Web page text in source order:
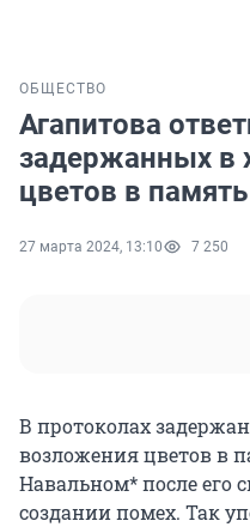
ОБЩЕСТВО
Агапитова
задержанных в
цветов в
27 марта 2024, 13:10 7 250
В протоколах
возложения цветов в
Навальном* после его
создании помех. Так